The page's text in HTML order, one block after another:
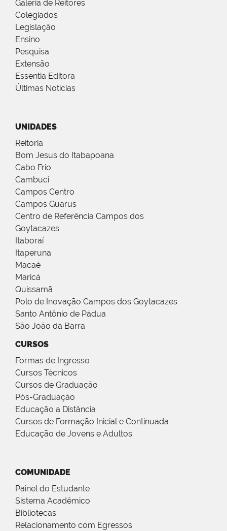
Galeria de Reitores
Colegiados
Legislação
Ensino
Pesquisa
Extensão
Essentia Editora
Últimas Notícias
UNIDADES
Reitoria
Bom Jesus do Itabapoana
Cabo Frio
Cambuci
Campos Centro
Campos Guarus
Centro de Referência Campos dos
Goytacazes
Itaboraí
Itaperuna
Macaé
Maricá
Quissamã
Polo de Inovação Campos dos Goytacazes
Santo Antônio de Pádua
São João da Barra
CURSOS
Formas de Ingresso
Cursos Técnicos
Cursos de Graduação
Pós-Graduação
Educação a Distância
Cursos de Formação Inicial e Continuada
Educação de Jovens e Adultos
COMUNIDADE
Painel do Estudante
Sistema Acadêmico
Bibliotecas
Relacionamento com Egressos